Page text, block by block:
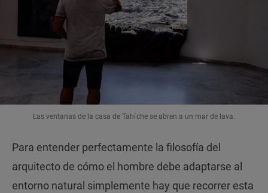
Las ventanas de la casa de Tahíche se abren a un mar de lava.
Para entender perfectamente la filosofía del
arquitecto de cómo el hombre debe adaptarse al
entorno natural simplemente hay que recorrer esta